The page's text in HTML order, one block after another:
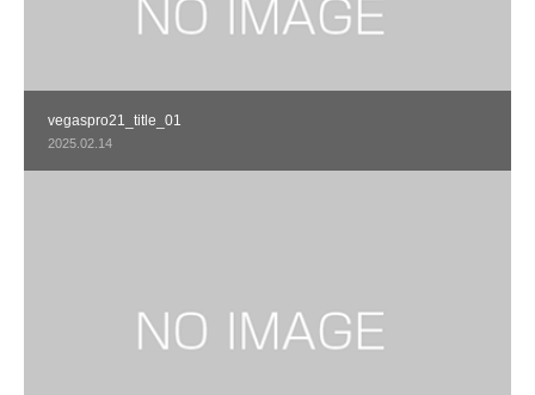
vegaspro21_title_01
2025.02.14